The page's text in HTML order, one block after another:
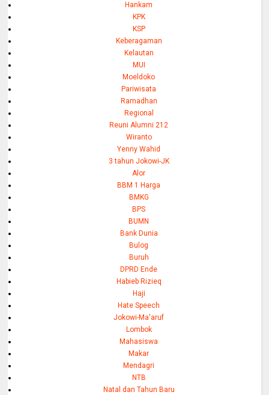
Hankam
KPK
KSP
Keberagaman
Kelautan
MUI
Moeldoko
Pariwisata
Ramadhan
Regional
Reuni Alumni 212
Wiranto
Yenny Wahid
3 tahun Jokowi-JK
Alor
BBM 1 Harga
BMKG
BPS
BUMN
Bank Dunia
Bulog
Buruh
DPRD Ende
Habieb Rizieq
Haji
Hate Speech
Jokowi-Ma'aruf
Lombok
Mahasiswa
Makar
Mendagri
NTB
Natal dan Tahun Baru